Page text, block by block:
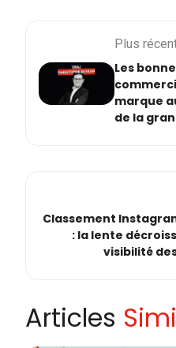
Plus
Les
marque
de la
Classement
: la lente
visibilité
Articles